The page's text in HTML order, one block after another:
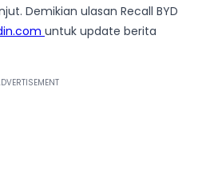
Demikian ulasan Recall BYD
untuk update berita